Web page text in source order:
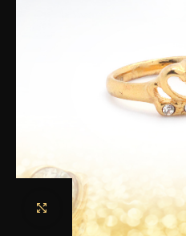
Haga clic para ampliar